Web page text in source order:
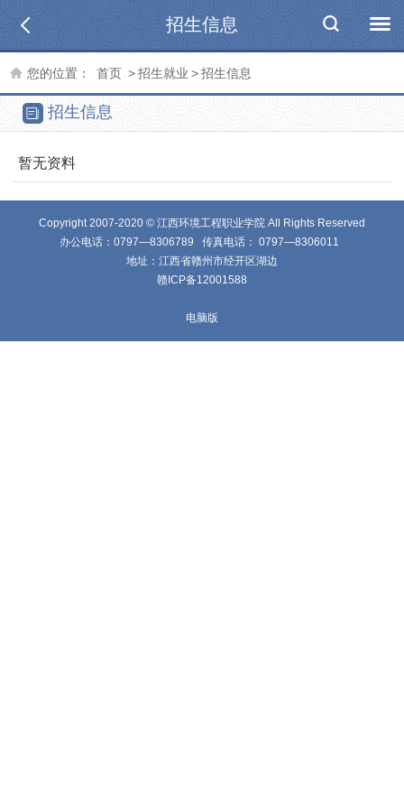
招生信息
您的位置： 首页 >招生就业 >招生信息
招生信息
暂无资料
Copyright 2007-2020 © 江西环境工程职业学院 All Rights Reserved
办公电话：0797—8306789 传真电话： 0797—8306011
地址：江西省赣州市经开区湖边
赣ICP备12001588
电脑版